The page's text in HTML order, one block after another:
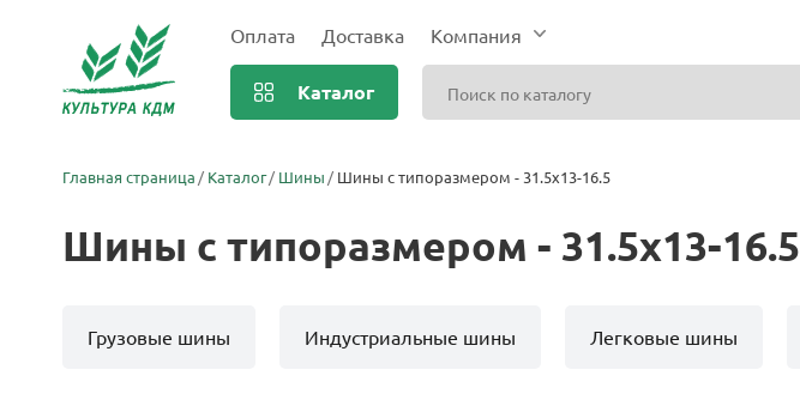
Оплата Доставка Компания
Каталог
Главная страница Каталог Шины Шины с типоразмером - 31.5x13-16.5
Шины с типоразмером - 31.5x13-16.5
Грузовые шины Индустриальные шины Легковые шины